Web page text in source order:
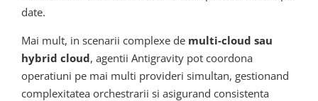
date.
Mai mult, in scenarii complexe de multi-cloud sau
hybrid cloud, agentii Antigravity pot coordona
operatiuni pe mai multi provideri simultan, gestionand
complexitatea orchestrarii si asigurand consistenta